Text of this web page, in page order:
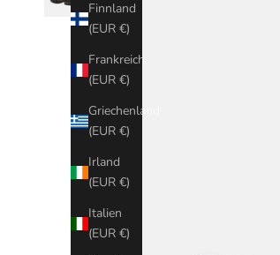
Finnland
(EUR €)
Frankreich
(EUR €)
Griechenland
(EUR €)
Irland
(EUR €)
Italien
(EUR €)